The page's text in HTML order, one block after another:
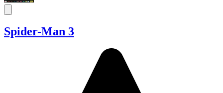
Spider-Man 3